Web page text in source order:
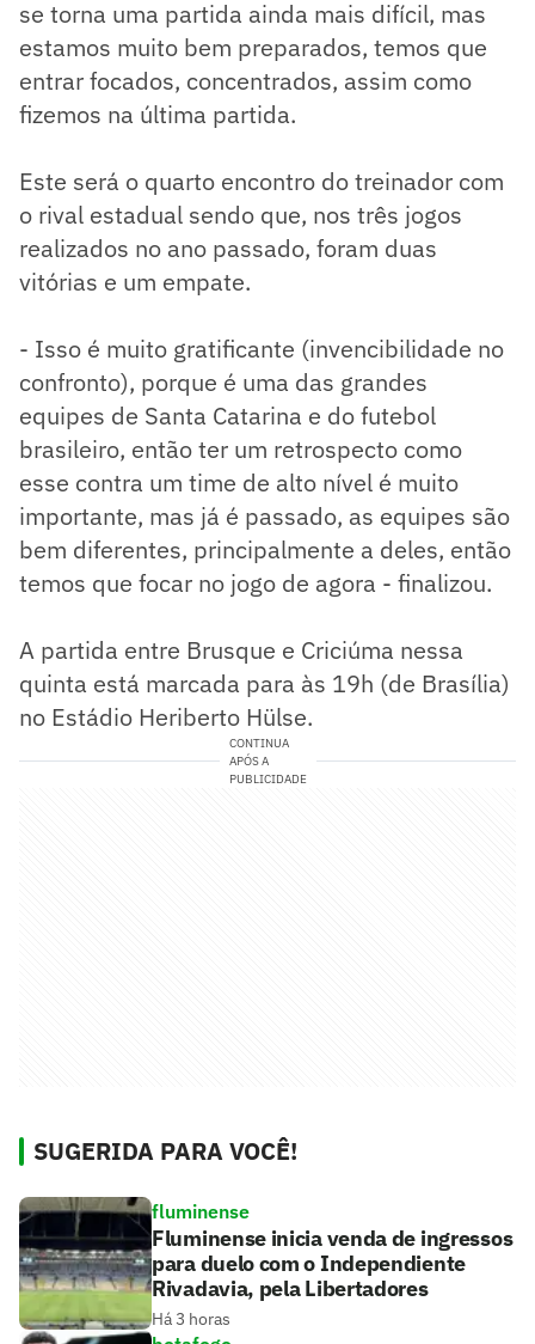
se torna uma partida ainda mais difícil, mas
estamos muito bem preparados, temos que
entrar focados, concentrados, assim como
fizemos na última partida.
Este será o quarto encontro do treinador com
o rival estadual sendo que, nos três jogos
realizados no ano passado, foram duas
vitórias e um empate.
- Isso é muito gratificante (invencibilidade no
confronto), porque é uma das grandes
equipes de Santa Catarina e do futebol
brasileiro, então ter um retrospecto como
esse contra um time de alto nível é muito
importante, mas já é passado, as equipes são
bem diferentes, principalmente a deles, então
temos que focar no jogo de agora - finalizou.
A partida entre Brusque e Criciúma nessa
quinta está marcada para às 19h (de Brasília)
no Estádio Heriberto Hülse.
CONTINUA
APÓS A
PUBLICIDADE
SUGERIDA PARA VOCÊ!
fluminense
Fluminense inicia venda de ingressos
para duelo com o Independiente
Rivadavia, pela Libertadores
Há 3 horas